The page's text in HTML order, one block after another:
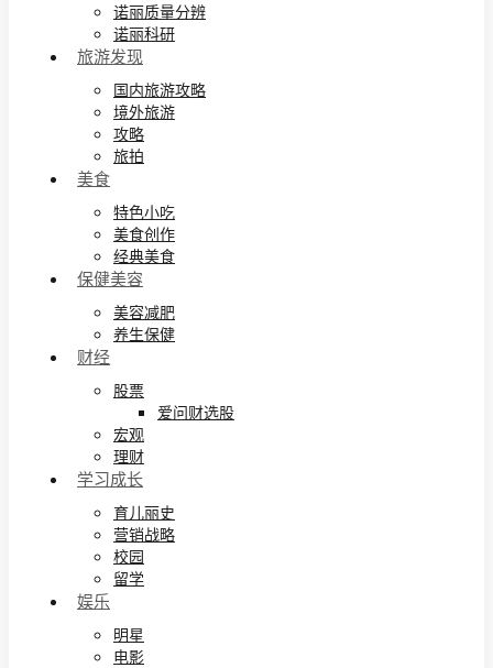
诺丽质量分辨
诺丽科研
旅游发现
国内旅游攻略
境外旅游
攻略
旅拍
美食
特色小吃
美食创作
经典美食
保健美容
美容减肥
养生保健
财经
股票
爱问财选股
宏观
理财
学习成长
育儿丽史
营销战略
校园
留学
娱乐
明星
电影